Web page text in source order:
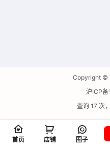
Copyright ©
沪ICP
查询 17 次
首页 店铺 圈子